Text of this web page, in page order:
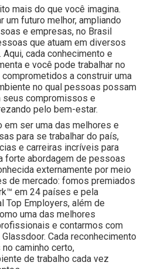
mais do que você imagina.
um futuro melhor, ampliando
e empresas, no Brasil
que atuam em diversos
cada conhecimento e
e você pode trabalhar no
a construir uma
no qual pessoas possam
seus compromissos e
pelo bem-estar.
ser uma das melhores e
para se trabalhar do país,
e carreiras incríveis para
forte abordagem de pessoas
externamente por meio
de mercado: fomos premiados
em 24 países e pela
Top Employers, além de
uma das melhores
e contarmos com
Cada reconhecimento
caminho certo,
de trabalho cada vez